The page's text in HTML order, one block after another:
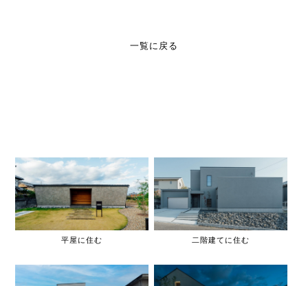
一覧に戻る
平屋に住む 二階建てに住む